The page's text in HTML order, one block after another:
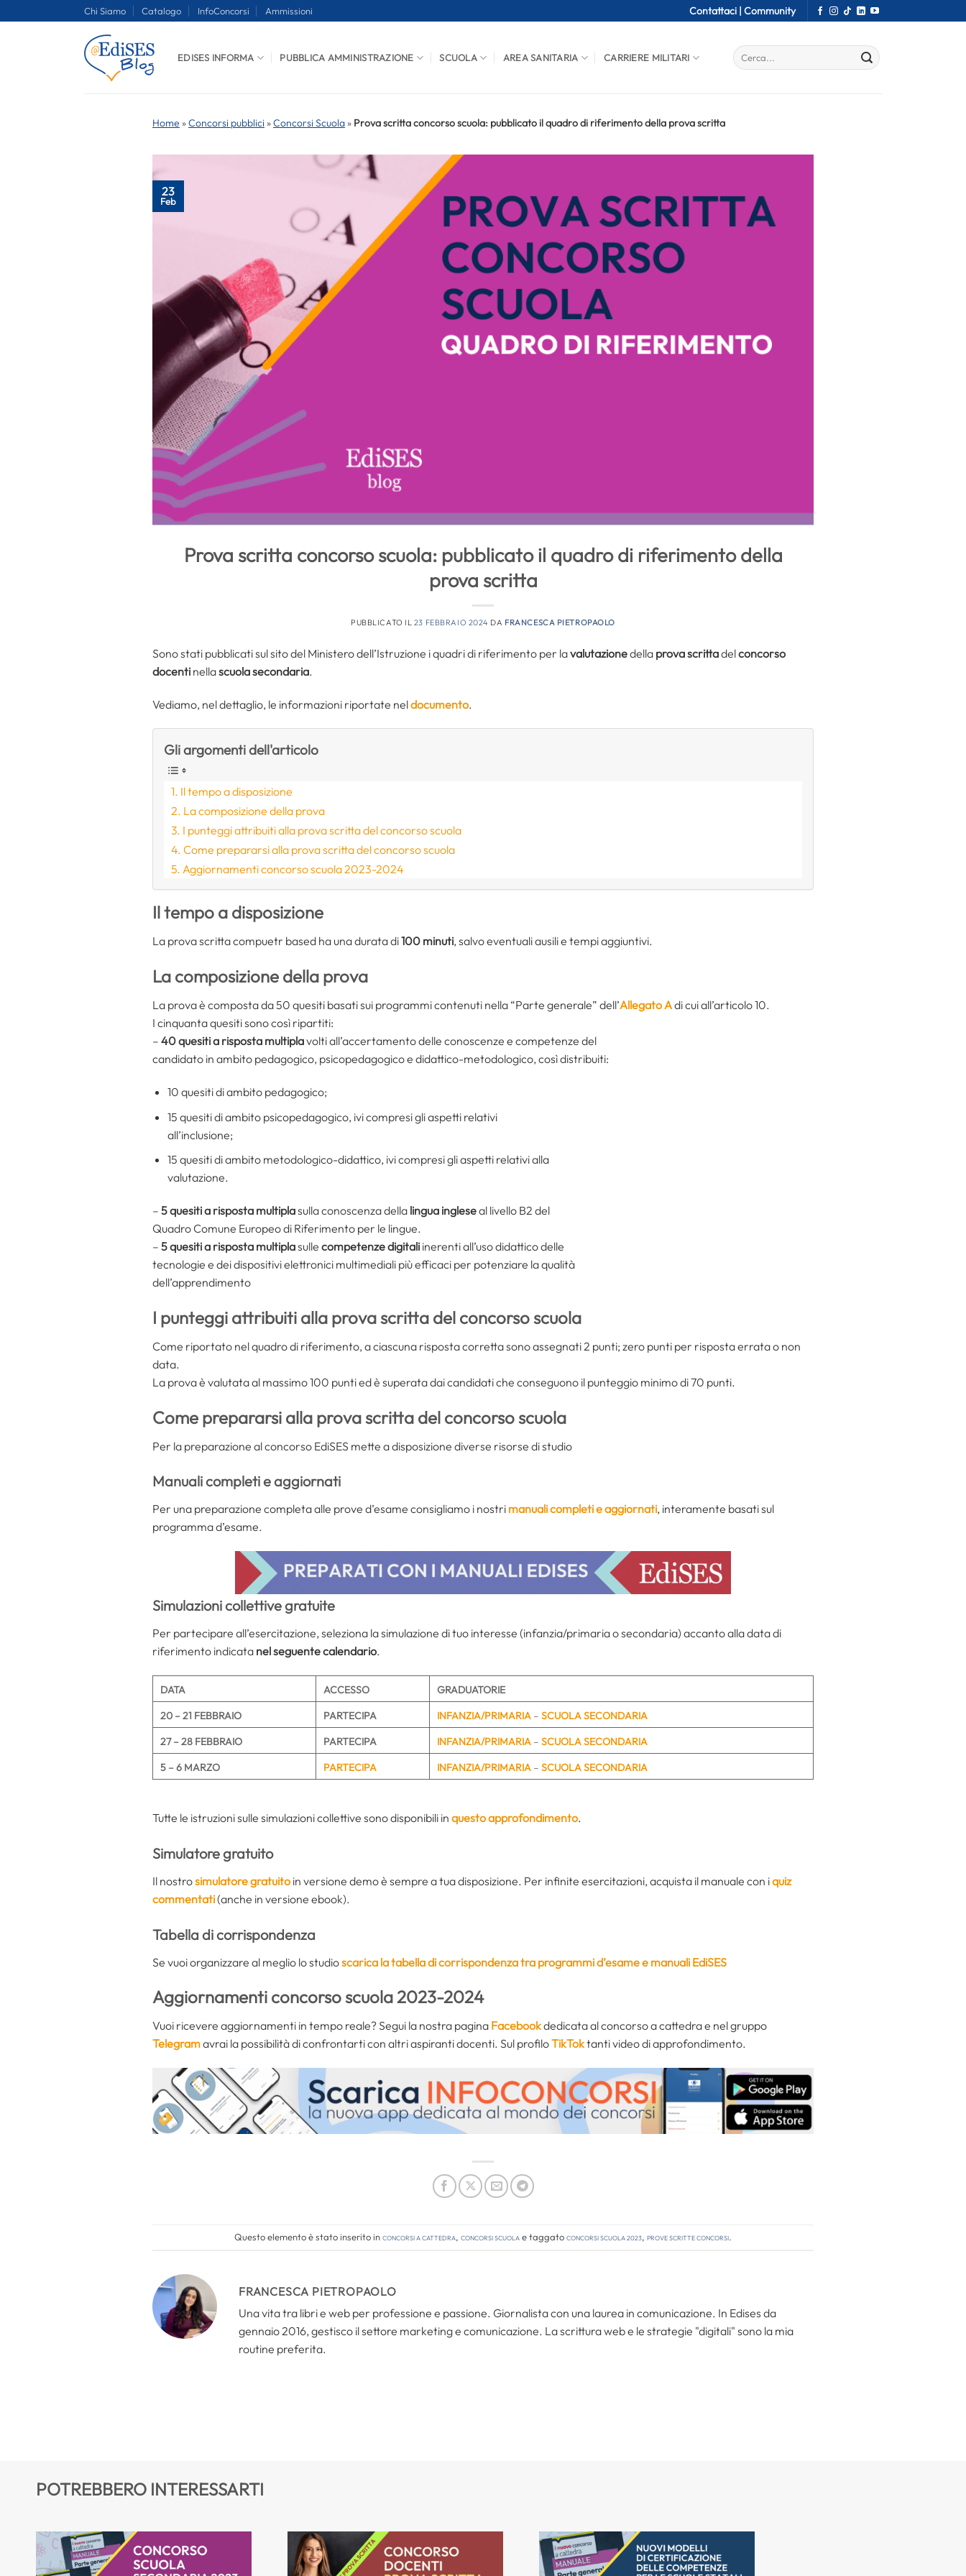
Chi Siamo Catalogo InfoConcorsi Ammissioni Contattaci | Community
EDISES INFORMA PUBBLICA AMMINISTRAZIONE SCUOLA AREA SANITARIA CARRIERE MILITARI
Home »Concorsi pubblici »Concorsi Scuola » Prova scritta concorso scuola: pubblicato il quadro di riferimento della prova scritta
23
Feb
Prova scritta concorso scuola: pubblicato il quadro di riferimento della
prova scritta
PUBBLICATO IL 23 FEBBRAIO 2024 DA FRANCESCA PIETROPAOLO
Sono stati pubblicati sul sito del Ministero dell’Istruzione i quadri di riferimento per lavalutazionedella prova scrittadelconcorso
docenti nellascuola secondaria.
Vediamo, nel dettaglio, le informazioni riportate neldocumento.
Gli argomenti dell'articolo
Il tempo a disposizione
La composizione della prova
I punteggi attribuiti alla prova scritta del concorso scuola
Come prepararsi alla prova scritta del concorso scuola
Aggiornamenti concorso scuola 2023-2024
Il tempo a disposizione
La prova scritta compuetr based ha una durata di100 minuti, salvo eventuali ausili e tempi aggiuntivi.
La composizione della prova
La prova è composta da 50 quesiti basati sui programmi contenuti nella “Parte generale” dell’Allegato Adi cui all’articolo 10.
I cinquanta quesiti sono così ripartiti:
– 40 quesiti a risposta multiplavolti all’accertamento delle conoscenze e competenze del
candidato in ambito pedagogico, psicopedagogico e didattico-metodologico, così distribuiti:
10 quesiti di ambito pedagogico;
15 quesiti di ambito psicopedagogico, ivi compresi gli aspetti relativi
all’inclusione;
15 quesiti di ambito metodologico-didattico, ivi compresi gli aspetti relativi alla
valutazione.
– 5 quesiti a risposta multiplasulla conoscenza della lingua ingleseal livello B2 del
Quadro Comune Europeo di Riferimento per le lingue.
– 5 quesiti a risposta multiplasulle competenze digitali inerenti all’uso didattico delle
tecnologie e dei dispositivi elettronici multimediali più efficaci per potenziare la qualità
dell’apprendimento
I punteggi attribuiti alla prova scritta del concorso scuola
Come riportato nel quadro di riferimento, a ciascuna risposta corretta sono assegnati 2 punti; zero punti per risposta errata o non
data.
La prova è valutata al massimo 100 punti ed è superata dai candidati che conseguono il punteggio minimo di 70 punti.
Come prepararsi alla prova scritta del concorso scuola
Per la preparazione al concorso EdiSES mette a disposizione diverse risorse di studio
Manuali completi e aggiornati
Per una preparazione completa alle prove d’esame consigliamo i nostri manuali completi e aggiornati, interamente basati sul
programma d’esame.
Simulazioni collettive gratuite
Per partecipare all’esercitazione, seleziona la simulazione di tuo interesse (infanzia/primaria o secondaria) accanto alla data di
riferimento indicata nel seguente calendario.
DATA ACCESSO
GRADUATORIE
20 – 21 FEBBRAIO
PARTECIPA INFANZIA/PRIMARIA – SCUOLA SECONDARIA
27 – 28 FEBBRAIO
PARTECIPA INFANZIA/PRIMARIA – SCUOLA SECONDARIA
5 – 6 MARZO
PARTECIPA INFANZIA/PRIMARIA – SCUOLA SECONDARIA
Tutte le istruzioni sulle simulazioni collettive sono disponibili in questo approfondimento.
Simulatore gratuito
Il nostrosimulatore gratuito in versione demo è sempre a tua disposizione. Per infinite esercitazioni, acquista il manuale con iquiz
commentati(anche in versione ebook).
Tabella di corrispondenza
Se vuoi organizzare al meglio lo studioscarica la tabella di corrispondenza tra programmi d’esame e manuali EdiSES
Aggiornamenti concorso scuola 2023-2024
Vuoi ricevere aggiornamenti in tempo reale? Segui la nostra pagina Facebookdedicata al concorso a cattedra e nel gruppo
Telegramavrai la possibilità di confrontarti con altri aspiranti docenti. Sul profiloTikToktanti video di approfondimento.
Questo elemento è stato inserito inConcorsi a cattedra, Concorsi Scuolae taggatoconcorsi scuola 2023, prove scritte concorsi.
FRANCESCA PIETROPAOLO
Una vita tra libri e web per professione e passione. Giornalista con una laurea in comunicazione. In Edises da
gennaio 2016, gestisco il settore marketing e comunicazione. La scrittura web e le strategie "digitali" sono la mia
routine preferita.
POTREBBERO INTERESSARTI